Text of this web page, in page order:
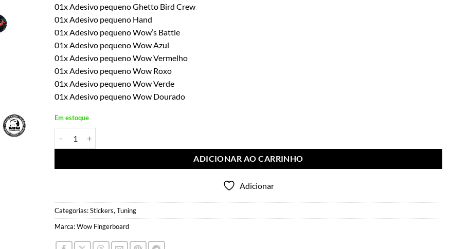
01x Adesivo pequeno Ghetto Bird Crew
01x Adesivo pequeno Hand
01x Adesivo pequeno Wow’s Battle
01x Adesivo pequeno Wow Azul
01x Adesivo pequeno Wow Vermelho
01x Adesivo pequeno Wow Roxo
01x Adesivo pequeno Wow Verde
01x Adesivo pequeno Wow Dourado
Em estoque
ADICIONAR AO CARRINHO
Adicionar
Categorias:Stickers,Tuning
Marca:Wow Fingerboard